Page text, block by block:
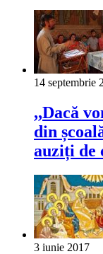
14 septembrie
,,Dacă
din
auziți de
3 iunie 2017